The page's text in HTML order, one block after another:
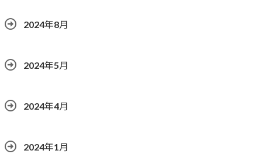
2024年8月
2024年5月
2024年4月
2024年1月